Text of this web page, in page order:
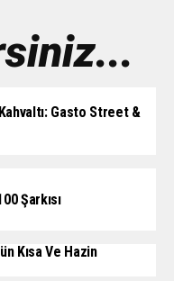
Gasto Street &
Şarkısı
Kısa Ve Hazin